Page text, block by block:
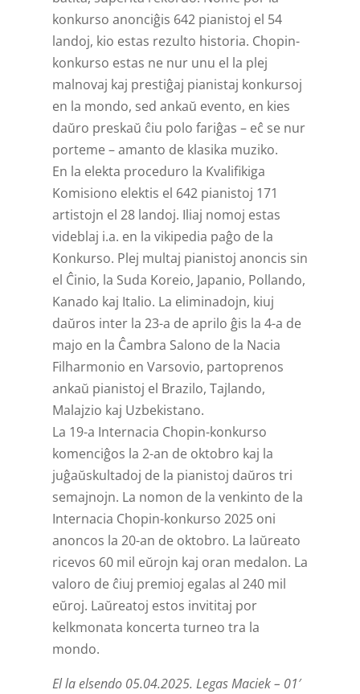
konkurso anonciĝis 642 pianistoj el 54
landoj, kio estas rezulto historia. Chopin-
konkurso estas ne nur unu el la plej
malnovaj kaj prestiĝaj pianistaj konkursoj
en la mondo, sed ankaŭ evento, en kies
daŭro preskaŭ ĉiu polo fariĝas – eĉ se nur
porteme – amanto de klasika muziko.
En la elekta proceduro la Kvalifikiga
Komisiono elektis el 642 pianistoj 171
artistojn el 28 landoj. Iliaj nomoj estas
videblaj i.a. en la vikipedia paĝo de la
Konkurso. Plej multaj pianistoj anoncis sin
el Ĉinio, la Suda Koreio, Japanio, Pollando,
Kanado kaj Italio. La eliminadojn, kiuj
daŭros inter la 23-a de aprilo ĝis la 4-a de
majo en la Ĉambra Salono de la Nacia
Filharmonio en Varsovio, partoprenos
ankaŭ pianistoj el Brazilo, Tajlando,
Malajzio kaj Uzbekistano.
La 19-a Internacia Chopin-konkurso
komenciĝos la 2-an de oktobro kaj la
juĝaŭskultadoj de la pianistoj daŭros tri
semajnojn. La nomon de la venkinto de la
Internacia Chopin-konkurso 2025 oni
anoncos la 20-an de oktobro. La laŭreato
ricevos 60 mil eŭrojn kaj oran medalon. La
valoro de ĉiuj premioj egalas al 240 mil
eŭroj. Laŭreatoj estos invititaj por
kelkmonata koncerta turneo tra la
mondo.
El la elsendo 05.04.2025. Legas Maciek – 01′